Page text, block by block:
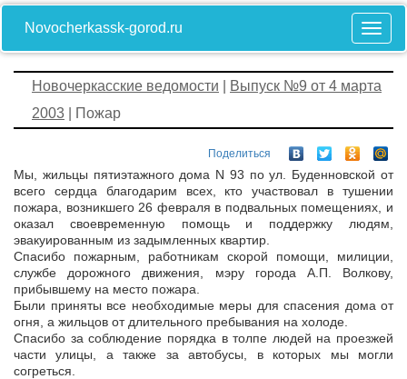
Novocherkassk-gorod.ru
Новочеркасские ведомости
Выпуск №9 от 4 марта
2003 | Пожар
Поделиться
Мы, жильцы пятиэтажного дома N 93 по ул. Буденновской от
всего сердца благодарим всех, кто участвовал в тушении
пожара, возникшего 26 февраля в подвальных помещениях, и
оказал своевременную помощь и поддержку людям,
эвакуированным из задымленных квартир.
Спасибо пожарным, работникам скорой помощи, милиции,
службе дорожного движения, мэру города А.П. Волкову,
прибывшему на место пожара.
Были приняты все необходимые меры для спасения дома от
огня, а жильцов от длительного пребывания на холоде.
Спасибо за соблюдение порядка в толпе людей на проезжей
части улицы, а также за автобусы, в которых мы могли
согреться.